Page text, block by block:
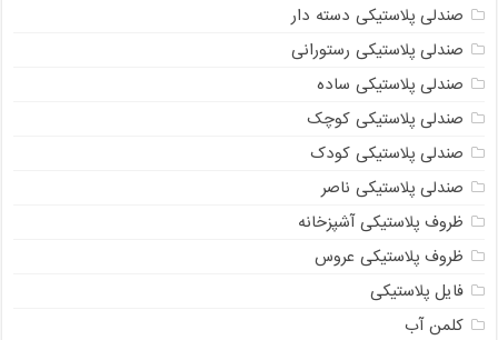
صندلی پلاستیکی دسته دار
صندلی پلاستیکی رستورانی
صندلی پلاستیکی ساده
صندلی پلاستیکی کوچک
صندلی پلاستیکی کودک
صندلی پلاستیکی ناصر
ظروف پلاستیکی آشپزخانه
ظروف پلاستیکی عروس
فایل پلاستیکی
کلمن آب